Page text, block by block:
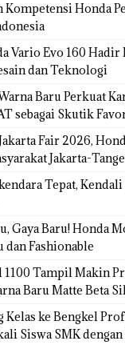
Kompetensi Honda
Vario Evo 160 Hadir
dan Teknologi
Baru Perkuat
sebagai Skutik
Fair 2026,
Jakarta-
Tepat,
Gaya Baru! Honda
dan Fashionable
1100 Tampil Makin
Baru Matte Beta
Kelas ke Bengkel
Siswa SMK dengan